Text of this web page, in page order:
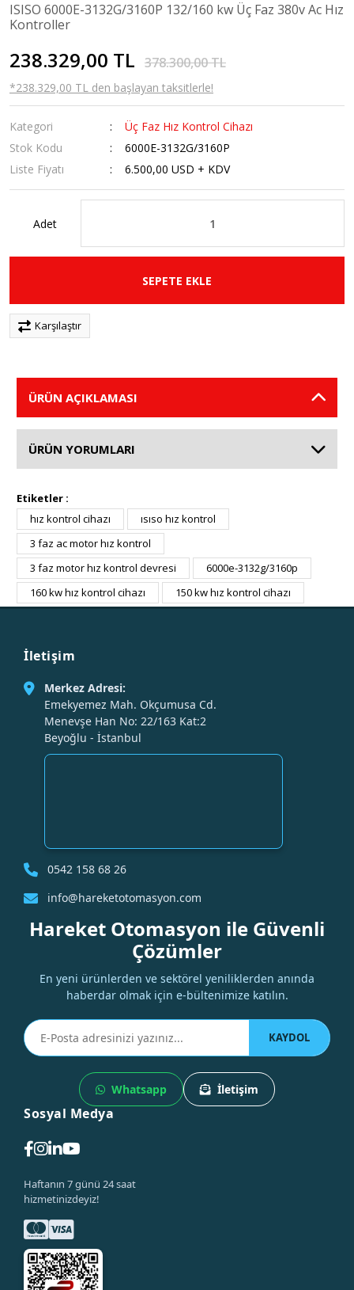
ISISO 6000E-3132G/3160P 132/160 kw Üç Faz 380v Ac Hız
Kontroller
238.329,00 TL 378.300,00 TL
*238.329,00 TL den başlayan taksitlerle!
Kategori
Üç Faz Hız Kontrol Cihazı
Stok Kodu
6000E-3132G/3160P
Liste Fiyatı
6.500,00 USD + KDV
Adet
SEPETE EKLE
Karşılaştır
ÜRÜN AÇIKLAMASI
ÜRÜN YORUMLARI
Etiketler :
hız kontrol cihazı
ısıso hız kontrol
3 faz ac motor hız kontrol
3 faz motor hız kontrol devresi
6000e-3132g/3160p
160 kw hız kontrol cihazı
150 kw hız kontrol cihazı
İletişim
Merkez Adresi:
Emekyemez Mah. Okçumusa Cd.
Menevşe Han No: 22/163 Kat:2
Beyoğlu - İstanbul
0542 158 68 26
info@hareketotomasyon.com
Hareket Otomasyon ile Güvenli
Çözümler
En yeni ürünlerden ve sektörel yeniliklerden anında
haberdar olmak için e-bültenimize katılın.
KAYDOL
Whatsapp İletişim
Sosyal Medya
Haftanın 7 günü 24 saat
hizmetinizdeyiz!